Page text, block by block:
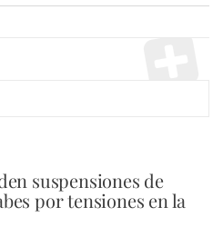
suspensiones de
por tensiones en la